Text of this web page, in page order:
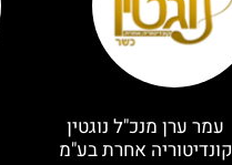
עמר ערן מנכ"ל נוגטין
קונדיטוריה אחרת בע"מ